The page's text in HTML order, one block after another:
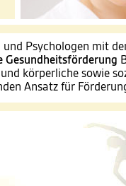
und Psychologen mit
Gesundheitsförderung
körperliche sowie
Ansatz für